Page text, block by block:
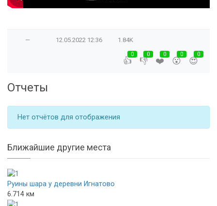
— 12.05.2022 12:36 1.84K
👍
0
👎
0
❤️
0
😮
0
😍
0
Отчеты
Нет отчётов для отображения
Ближайшие другие места
Руины шара у деревни Игнатово
6.714 км